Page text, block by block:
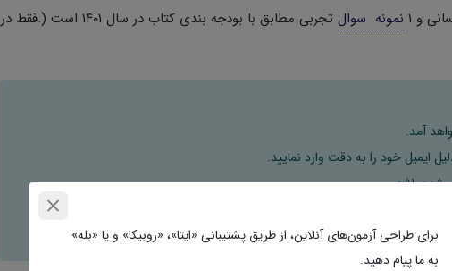
و ۱ نمونه سوال
تجربی مطابق با بودجه بندی کتاب در سال ۱۴۰۱ است (.فقط در
آمد.
ایمیل خود را به دقت وارد نمایید.
ما تماس بگیرید.
برای طراحی آزمون‌های آنلاین، از طریق پشتیبانی «ایتا»، «روبیکا» و یا «بله»
به ما پیام دهید.